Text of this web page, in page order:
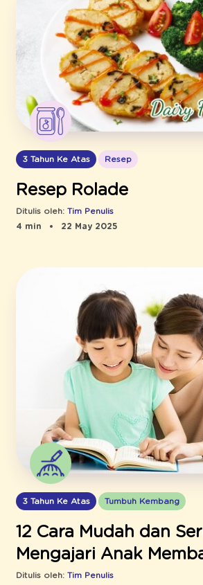
3 Tahun Ke Atas Resep
Resep Rolade
Ditulis oleh: Tim Penulis
4 min
22 May 2025
3 Tahun Ke Atas Tumbuh Kembang
12 Cara Mudah dan
Mengajari Anak
Ditulis oleh: Tim Penulis